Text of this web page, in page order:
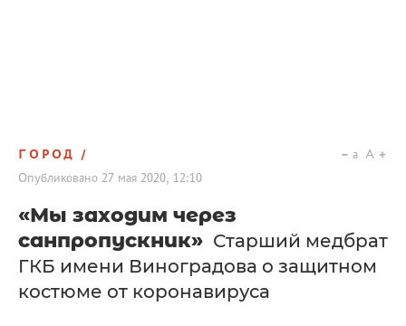
ГОРОД
Опубликовано 27 мая 2020, 12:10
a A
«Мы заходим через
санпропускник» Старший медбрат
ГКБ имени Виноградова о защитном
костюме от коронавируса